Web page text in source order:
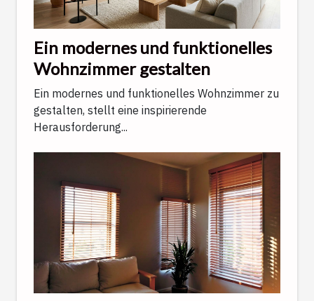
Ein modernes und funktionelles
Wohnzimmer gestalten
Ein modernes und funktionelles Wohnzimmer zu
gestalten, stellt eine inspirierende
Herausforderung...